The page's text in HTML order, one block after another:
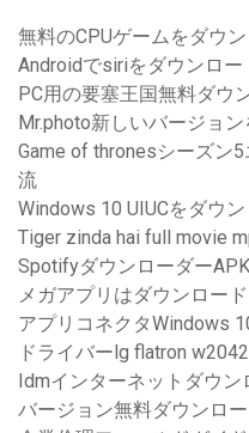
無料のCPUゲームをダウ
Androidでsiriをダウンロ
PC用の要塞王国無料ダウ
Mr.photo新しいバージョ
Game of thronesシーズン
流
Windows 10 UIUCをダウ
Tiger zinda hai full movie
Spotifyダウンローダー
メガアプリはダウンロー
アプリコネクタWindows
ドライバーlg flatron
Idmインターネットダウ
バージョン無料ダウンロ